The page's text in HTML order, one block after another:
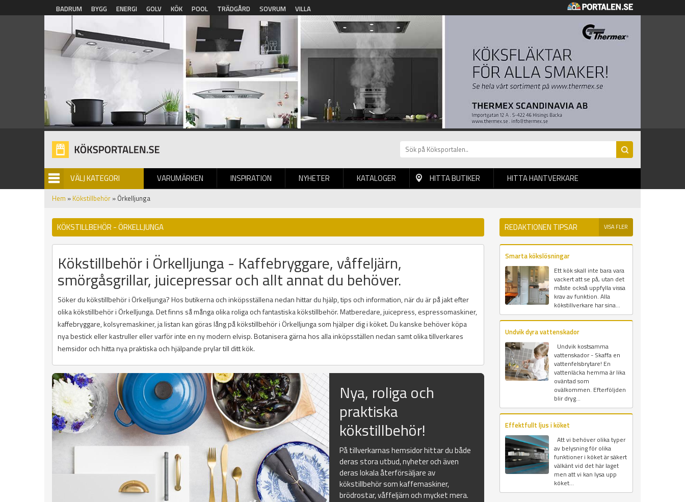
Hoppa till huvudinnehåll
BADRUM BYGG ENERGI GOLV KÖK POOL TRÄDGÅRD SOVRUM VILLA
VÄLJ KATEGORI VARUMÄRKEN INSPIRATION NYHETER
BILDGALLERI KATALOGER HITTA BUTIKER HITTA HANTVERKARE
Hem » Kökstillbehör » Örkelljunga
KÖKSTILLBEHÖR - ÖRKELLJUNGA
Kökstillbehör i Örkelljunga - Kaffebryggare, våffeljärn,
smörgåsgrillar, juicepressar och allt annat du behöver.
Söker du kökstillbehör i Örkelljunga? Hos butikerna och inköpsställena nedan hittar du hjälp, tips och information, när du är på jakt efter
olika kökstillbehör i Örkelljunga. Det finns så många olika roliga och fantastiska kökstillbehör. Matberedare, juicepress, espressomaskiner,
kaffebryggare, kolsyremaskiner, ja listan kan göras lång på kökstillbehör i Örkelljunga som hjälper dig i köket. Du kanske behöver köpa
nya bestick eller kastruller eller varför inte en ny modern elvisp. Botanisera gärna hos alla inköpsställen nedan samt olika tillverkares
hemsidor och hitta nya praktiska och hjälpande prylar till ditt kök.
Nya, roliga och
praktiska
kökstillbehör!
På tillverkarnas hemsidor hittar du både
deras stora utbud, nyheter och även
deras lokala återförsäljare av
kökstillbehör som kaffemaskiner,
brödrostar, våffeljärn och mycket mera.
REDAKTIONEN TIPSAR VISA FLER
Smarta kökslösningar
Ett kök skall inte bara vara
vackert att se på, utan det
måste också uppfylla vissa
krav av funktion. Alla
kökstillverkare har sina...
Undvik dyra vattenskador
Undvik kostsamma
vattenskador - Skaffa en
vattenfelsbrytare! En
vattenläcka hemma är lika
oväntad som
ovälkommen. Efterföljden
blir dryg...
Effektfullt ljus i köket
Att vi behöver olika typer
av belysning för olika
funktioner i köket är säkert
välkänt vid det här laget
men att vi kan lysa upp
köket...